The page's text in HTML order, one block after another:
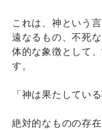
これは、神という
遠なるもの、不死
体的な象徴として
す。
「神は果たしている
絶対的なものの存